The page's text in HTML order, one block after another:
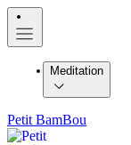
Meditation
Petit BamBou